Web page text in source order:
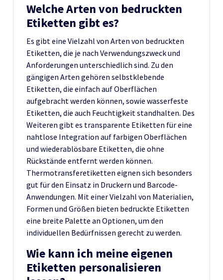
Welche Arten von bedruckten
Etiketten gibt es?
Es gibt eine Vielzahl von Arten von bedruckten
Etiketten, die je nach Verwendungszweck und
Anforderungen unterschiedlich sind. Zu den
gängigen Arten gehören selbstklebende
Etiketten, die einfach auf Oberflächen
aufgebracht werden können, sowie wasserfeste
Etiketten, die auch Feuchtigkeit standhalten. Des
Weiteren gibt es transparente Etiketten für eine
nahtlose Integration auf farbigen Oberflächen
und wiederablösbare Etiketten, die ohne
Rückstände entfernt werden können.
Thermotransferetiketten eignen sich besonders
gut für den Einsatz in Druckern und Barcode-
Anwendungen. Mit einer Vielzahl von Materialien,
Formen und Größen bieten bedruckte Etiketten
eine breite Palette an Optionen, um den
individuellen Bedürfnissen gerecht zu werden.
Wie kann ich meine eigenen
Etiketten personalisieren